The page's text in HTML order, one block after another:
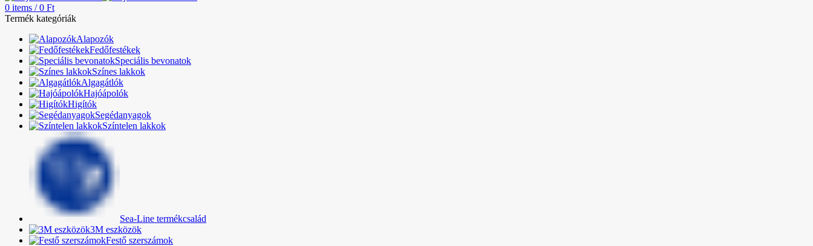
0 items / 0 Ft
Termék kategóriák
Alapozók
Fedőfestékek
Speciális bevonatok
Színes lakkok
Algagátlók
Hajóápolók
Higítók
Segédanyagok
Színtelen lakkok
Sea-Line termékcsalád
3M eszközök
Festő szerszámok